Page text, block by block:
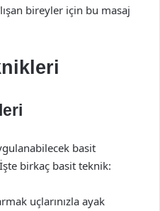
bireyler için bu masaj
basit
birkaç basit teknik:
uçlarınızla ayak